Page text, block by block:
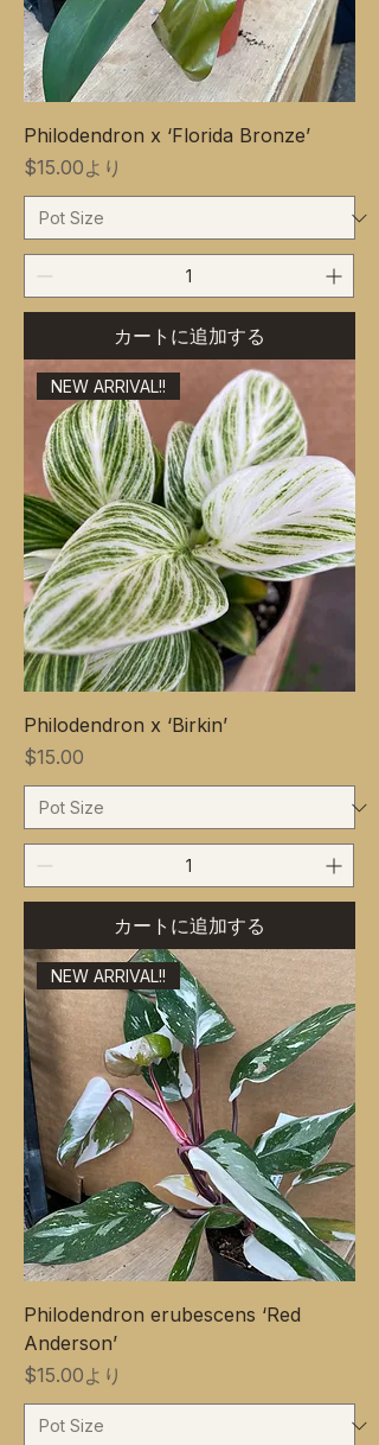
Philodendron x ‘Florida Bronze’
$15.00より
セール価格
カートに追加する
NEW ARRIVAL!!
Philodendron x ‘Birkin’
価格
$15.00
カートに追加する
NEW ARRIVAL!!
Philodendron erubescens ‘Red
Anderson’
$15.00より
セール価格